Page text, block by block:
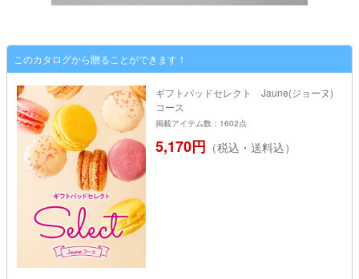
このカタログから贈ることができます！
ギフトパッドセレクト Jaune(ジョーヌ)
コース
掲載アイテム数：1602点
5,170円 （税込・送料込）